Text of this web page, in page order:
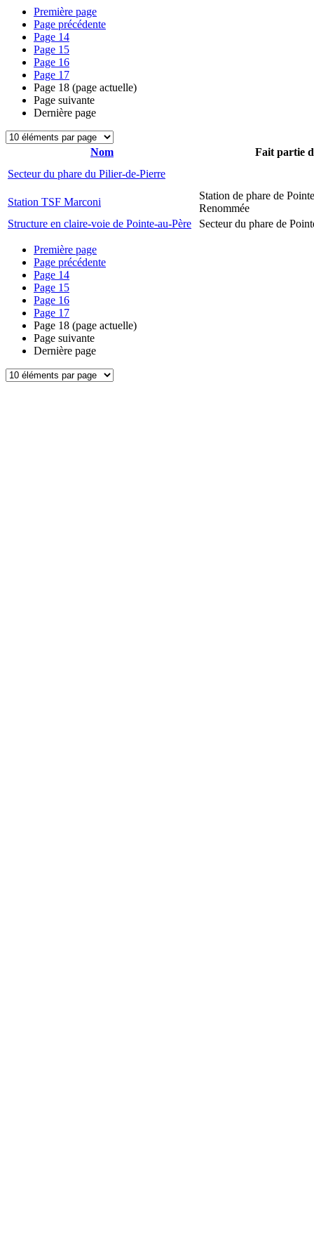
Première page
Page précédente
Page 14
Page 15
Page 16
Page 17
Page 18 (page actuelle)
Page suivante
Dernière page
Nom
Fait partie
Secteur du phare du Pilier-de-Pierre
Station TSF Marconi
Station de phare de
Renommée
Structure en claire-voie de Pointe-au-Père
Secteur du phare de
Première page
Page précédente
Page 14
Page 15
Page 16
Page 17
Page 18 (page actuelle)
Page suivante
Dernière page